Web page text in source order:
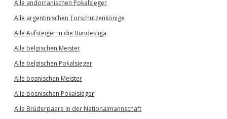
Alle andorranischen Pokalsieger
Alle argentinischen Torschützenkönige
Alle Aufsteiger in die Bundesliga
Alle belgischen Meister
Alle belgischen Pokalsieger
Alle bosnischen Meister
Alle bosnischen Pokalsieger
Alle Brüderpaare in der Nationalmannschaft